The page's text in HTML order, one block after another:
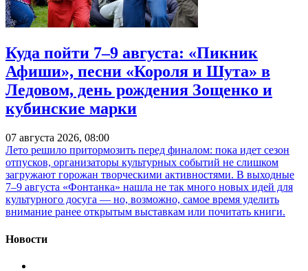
Куда пойти 7–9 августа: «Пикник
Афиши», песни «Короля и Шута» в
Ледовом, день рождения Зощенко и
кубинские марки
07 августа 2026, 08:00
Лето решило притормозить перед финалом: пока идет сезон
отпусков, организаторы культурных событий не слишком
загружают горожан творческими активностями. В выходные
7–9 августа «Фонтанка» нашла не так много новых идей для
культурного досуга — но, возможно, самое время уделить
внимание ранее открытым выставкам или почитать книги.
Новости